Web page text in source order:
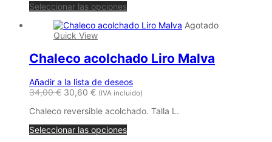
49,99 €
Seleccionar las opcionesEste
tiene
Las
opciones
pueden
elegir
en
página
Agotado
Quick View
Chaleco acolchado Liro Malva
Añadir a la lista de deseos
34,00€ 30,60 € (IVA incluido)
Chaleco reversible acolchado. Talla L.
Seleccionar las opcionesEste